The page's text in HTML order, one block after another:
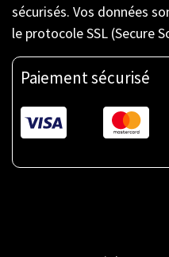
sécurisés. Vos données
le protocole SSL (Secure
Paiement sécurisé